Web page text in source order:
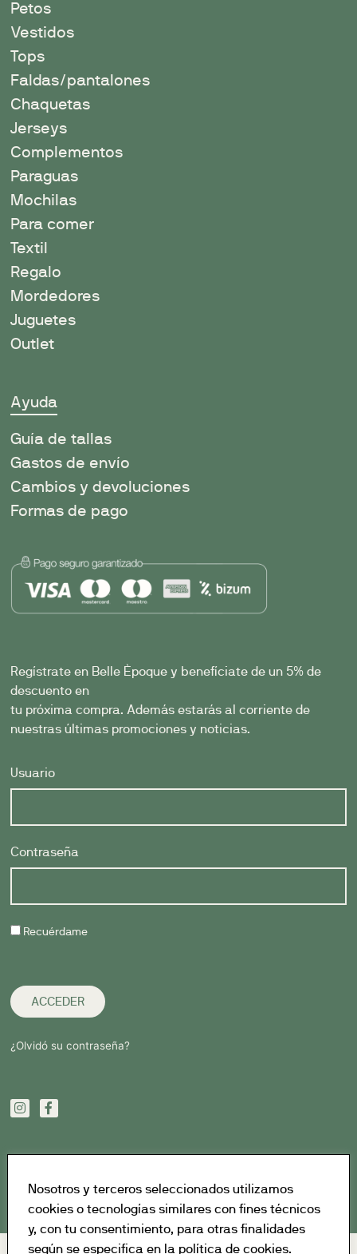
Petos
Vestidos
Tops
Faldas/pantalones
Chaquetas
Jerseys
Complementos
Paraguas
Mochilas
Para comer
Textil
Regalo
Mordedores
Juguetes
Outlet
Ayuda
Guía de tallas
Gastos de envío
Cambios y devoluciones
Formas de pago
Regístrate en Belle Èpoque y benefíciate de un 5% de
descuento en
tu próxima compra. Además estarás al corriente de
nuestras últimas promociones y noticias.
Usuario
Contraseña
Recuérdame
ACCEDER
¿Olvidó su contraseña?
Nosotros y terceros seleccionados utilizamos
cookies o tecnologías similares con fines técnicos
y, con tu consentimiento, para otras finalidades
según se especifica en la política de cookies.